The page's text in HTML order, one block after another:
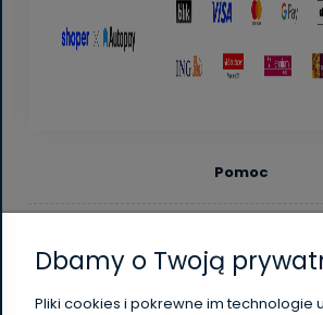
Pomoc
Dbamy o Twoją
Pliki cookies i pokrewne im technologie